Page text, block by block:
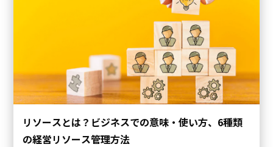
リソースとは？ビジネスでの意味・使い方、6種類
の経営リソース管理方法